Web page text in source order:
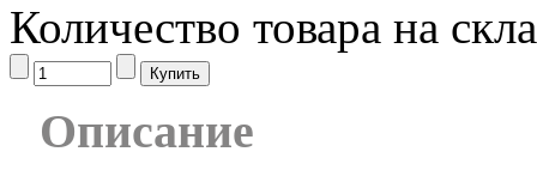
Количество товара на
Описание